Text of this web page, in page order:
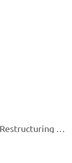
Inebrya Ice Cream Keratin Restructuring Mask – reštrukturalizačná maska s keratínom 1000 ml